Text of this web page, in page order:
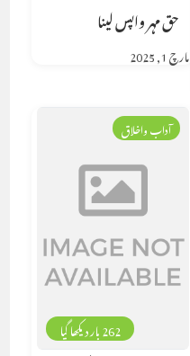
حق مہر واپس لینا
مارچ 1, 2025
262 بار دیکھا گیا
آداب واخلاق